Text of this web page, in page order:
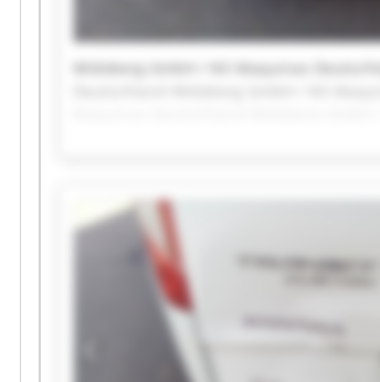
Widoberg GmbH / NS Maquinas
NS Maquinas Deutschland Widoberg
Widoberg GmbH / NS Maquinas
Deutschland Widoberg GmbH / NS
Maquinas Deutschland